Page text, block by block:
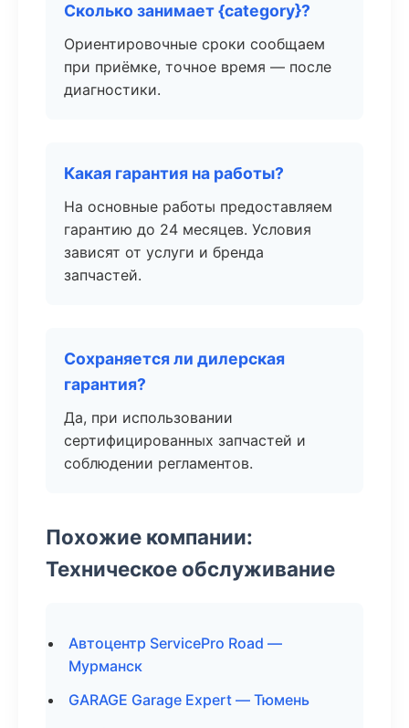
Сколько занимает {category}?
Ориентировочные сроки сообщаем
при приёмке, точное время — после
диагностики.
Какая гарантия на работы?
На основные работы предоставляем
гарантию до 24 месяцев. Условия
зависят от услуги и бренда
запчастей.
Сохраняется ли дилерская
гарантия?
Да, при использовании
сертифицированных запчастей и
соблюдении регламентов.
Похожие компании:
Техническое обслуживание
Автоцентр ServicePro Road —
Мурманск
GARAGE Garage Expert — Тюмень